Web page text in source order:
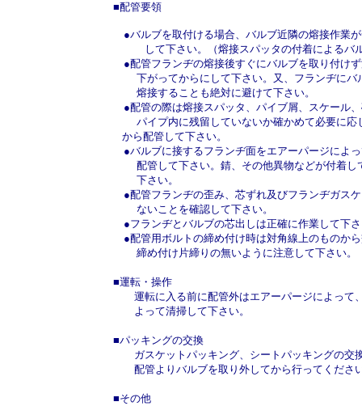
■配管要領
●バルブを取付ける場合、バルブ近隣の熔接作業が
して下さい。（熔接スパッタの付着によるバル
●配管フランヂの熔接後すぐにバルブを取り付けず
下がってからにして下さい。又、フランヂにバ
熔接することも絶対に避けて下さい。
●配管の際は熔接スパッタ、パイブ屑、スケール、
パイプ内に残留していないか確かめて必要に応
から配管して下さい。
●バルブに接するフランヂ面をエアーパージによっ
配管して下さい。錆、その他異物などが付着し
下さい。
●配管フランヂの歪み、芯ずれ及びフランヂガスケ
ないことを確認して下さい。
●フランヂとバルブの芯出しは正確に作業して下
●配管用ボルトの締め付け時は対角線上のものから
締め付け片締りの無いように注意して下さい。
■運転・操作
運転に入る前に配管外はエアーパージによって
よって清掃して下さい。
■パッキングの交換
ガスケットパッキング、シートパッキングの交換
配管よりバルブを取り外してから行ってくださ
■その他